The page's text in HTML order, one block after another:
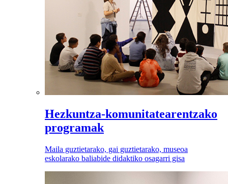
Hezkuntza-komunitatearentzako
programak
Maila guztietarako, gai guztietarako, museoa
eskolarako baliabide didaktiko osagarri gisa